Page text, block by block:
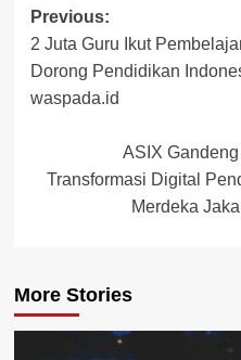
Post
navigation
Previous:
2 Juta Guru Ikut
Dorong Pendidikan
waspada.id
ASIX
Transformasi Digital
Merdeka
More Stories